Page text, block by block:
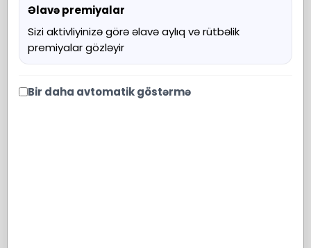
Əlavə premiyalar
Sizi aktivliyinizə görə əlavə aylıq və rütbəlik
premiyalar gözləyir
Bir daha avtomatik göstərmə